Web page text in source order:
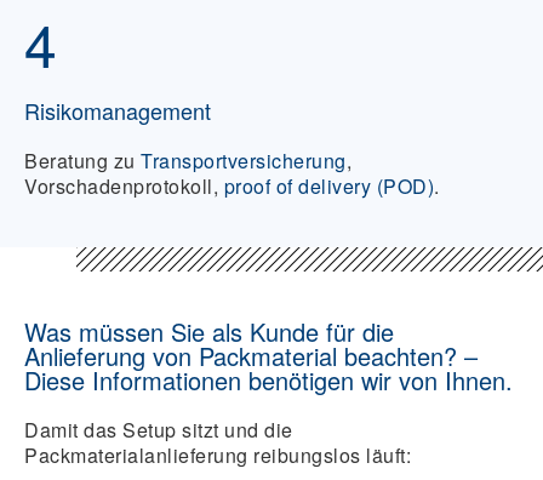
4
Risikomanagement
Beratung zu Transportversicherung,
Vorschadenprotokoll, proof of delivery (POD).
Was müssen Sie als Kunde für die
Anlieferung von Packmaterial beachten? –
Diese Informationen benötigen wir von Ihnen.
Damit das Setup sitzt und die
Packmaterialanlieferung reibungslos läuft: